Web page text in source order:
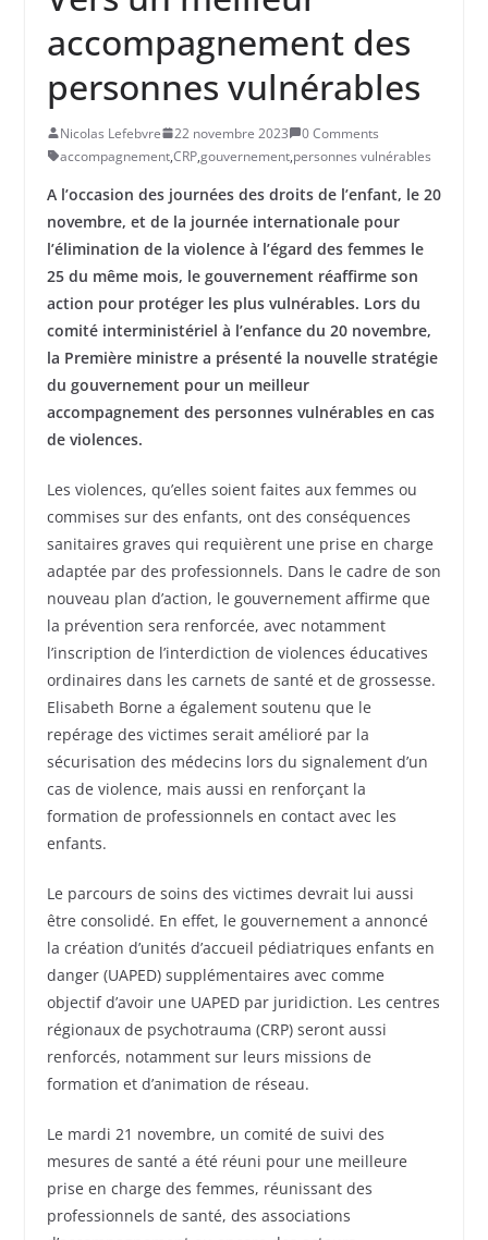
accompagnement des
personnes vulnérables
Nicolas Lefebvre 22 novembre 2023
0 Comments
accompagnement,CRP,gouvernement,personnes vulnérables
A l’occasion des journées des droits de l’enfant, le 20
novembre, et de la journée internationale pour
l’élimination de la violence à l’égard des femmes le
25 du même mois, le gouvernement réaffirme son
action pour protéger les plus vulnérables. Lors du
comité interministériel à l’enfance du 20 novembre,
la Première ministre a présenté la nouvelle stratégie
du gouvernement pour un meilleur
accompagnement des personnes vulnérables en cas
de violences.
Les violences, qu’elles soient faites aux femmes ou
commises sur des enfants, ont des conséquences
sanitaires graves qui requièrent une prise en charge
adaptée par des professionnels. Dans le cadre de son
nouveau plan d’action, le gouvernement affirme que
la prévention sera renforcée, avec notamment
l’inscription de l’interdiction de violences éducatives
ordinaires dans les carnets de santé et de grossesse.
Elisabeth Borne a également soutenu que le
repérage des victimes serait amélioré par la
sécurisation des médecins lors du signalement d’un
cas de violence, mais aussi en renforçant la
formation de professionnels en contact avec les
enfants.
Le parcours de soins des victimes devrait lui aussi
être consolidé. En effet, le gouvernement a annoncé
la création d’unités d’accueil pédiatriques enfants en
danger (UAPED) supplémentaires avec comme
objectif d’avoir une UAPED par juridiction. Les centres
régionaux de psychotrauma (CRP) seront aussi
renforcés, notamment sur leurs missions de
formation et d’animation de réseau.
Le mardi 21 novembre, un comité de suivi des
mesures de santé a été réuni pour une meilleure
prise en charge des femmes, réunissant des
professionnels de santé, des associations